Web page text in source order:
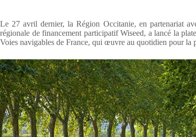
Le 27 avril dernier, la Région Occitanie, en partenariat
régionale de financement participatif Wiseed, a lancé la
Voies navigables de France, qui œuvre au quotidien pour la